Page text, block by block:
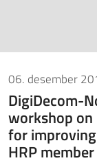
06. desember
DigiDecom-
workshop
for
HRP